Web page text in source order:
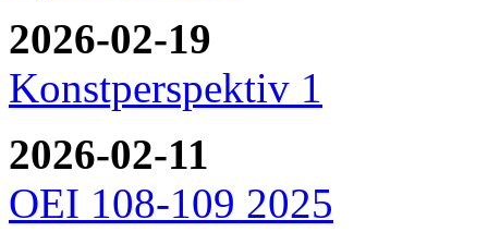
2026-02-19
Konstperspektiv 1
2026-02-11
OEI 108-109 2025